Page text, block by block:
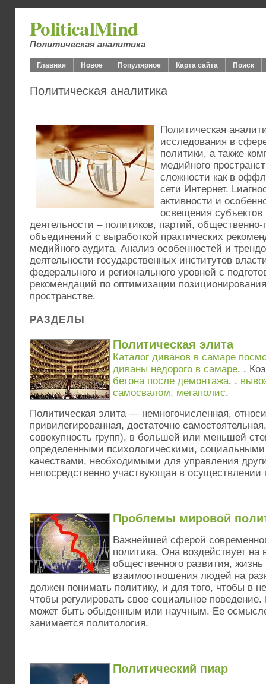
PoliticalMind
Политическая аналитика
Главная Новое Популярное Карта сайта Поиск
Политическая аналитика
Политическая
исследования в
политики, а также
медийного
сложности как в
сети Интернет.
активности и
освещения субъектов
деятельности – политиков, партий, общественно-
объединений с выработкой практических
медийного аудита. Анализ особенностей и
деятельности государственных институтов
федерального и регионального уровней с
рекомендаций по оптимизации
пространстве.
РАЗДЕЛЫ
Политическая элита
Каталог диванов в самаре
диваны недорого в самаре. .
бетона после демонтажа. .
самосвалом, мегаполис.
Политическая элита — немногочисленная,
привилегированная, достаточно
совокупность групп), в большей или меньшей
определенными психологическими,
качествами, необходимыми для управления
непосредственно участвующая в осуществлении
Проблемы мировой
Важнейшей сферой
политика. Она воздействует на
общественного развития, жизнь
взаимоотношения людей на
должен понимать политику, и для того, чтобы в
чтобы регулировать свое социальное
может быть обыденным или научным. Ее
занимается политология.
Политический пиар